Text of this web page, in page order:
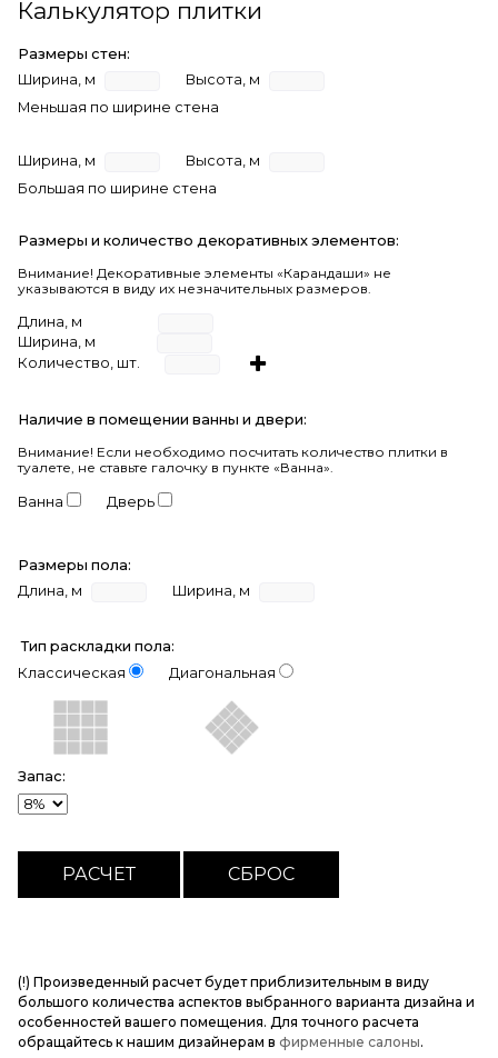
Калькулятор плитки
Размеры стен:
Ширина, м
Высота, м
Меньшая по ширине стена
Ширина, м
Высота, м
Большая по ширине стена
Размеры и количество декоративных элементов:
Внимание! Декоративные элементы «Карандаши» не
указываются в виду их незначительных размеров.
Длина, м
Ширина, м
Количество, шт.
Наличие в помещении ванны и двери:
Внимание! Если необходимо посчитать количество плитки в
туалете, не ставьте галочку в пункте «Ванна».
Ванна Дверь
Размеры пола:
Длина, м
Ширина, м
Тип раскладки пола:
Классическая
Диагональная
Запас:
(!) Произведенный расчет будет приблизительным в виду
большого количества аспектов выбранного варианта дизайна и
особенностей вашего помещения. Для точного расчета
обращайтесь к нашим дизайнерам в фирменные салоны.